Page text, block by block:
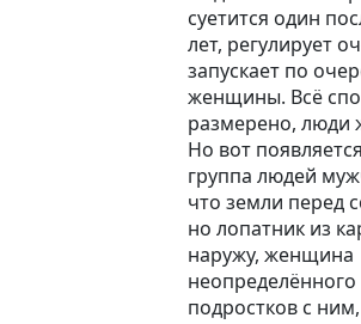
суетится один
лет, регулирует
запускает по
женщины. Всё
размерено, люди
Но вот
группа людей
что земли перед
но лопатник из
наружу, женщина
подростков с